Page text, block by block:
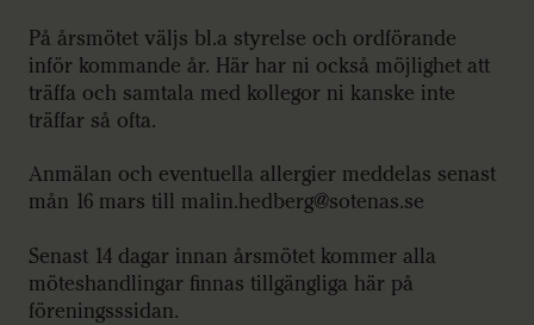
På årsmötet väljs bl.a styrelse och ordförande
inför kommande år. Här har ni också möjlighet att
träffa och samtala med kollegor ni kanske inte
träffar så ofta.
Anmälan och eventuella allergier meddelas senast
mån 16 mars till malin.hedberg@sotenas.se
Senast 14 dagar innan årsmötet kommer alla
möteshandlingar finnas tillgängliga här på
föreningsssidan.